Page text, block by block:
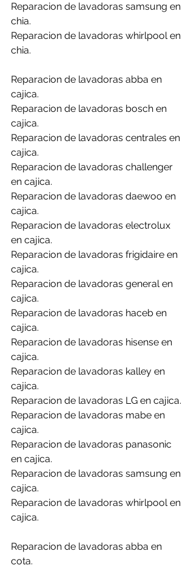
Reparacion de lavadoras samsung en
chia.
Reparacion de lavadoras whirlpool en
chia.
Reparacion de lavadoras abba en
cajica.
Reparacion de lavadoras bosch en
cajica.
Reparacion de lavadoras centrales en
cajica.
Reparacion de lavadoras challenger
en cajica.
Reparacion de lavadoras daewoo en
cajica.
Reparacion de lavadoras electrolux
en cajica.
Reparacion de lavadoras frigidaire en
cajica.
Reparacion de lavadoras general en
cajica.
Reparacion de lavadoras haceb en
cajica.
Reparacion de lavadoras hisense en
cajica.
Reparacion de lavadoras kalley en
cajica.
Reparacion de lavadoras LG en cajica.
Reparacion de lavadoras mabe en
cajica.
Reparacion de lavadoras panasonic
en cajica.
Reparacion de lavadoras samsung en
cajica.
Reparacion de lavadoras whirlpool en
cajica.
Reparacion de lavadoras abba en
cota.